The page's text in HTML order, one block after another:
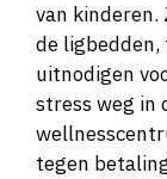
van kinderen.
de
uitnodigen
stress weg in
tegen